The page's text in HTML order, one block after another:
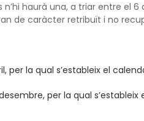
haurà una, a triar entre el
de caràcter retribuït i no
per la qual s’estableix el
per la qual